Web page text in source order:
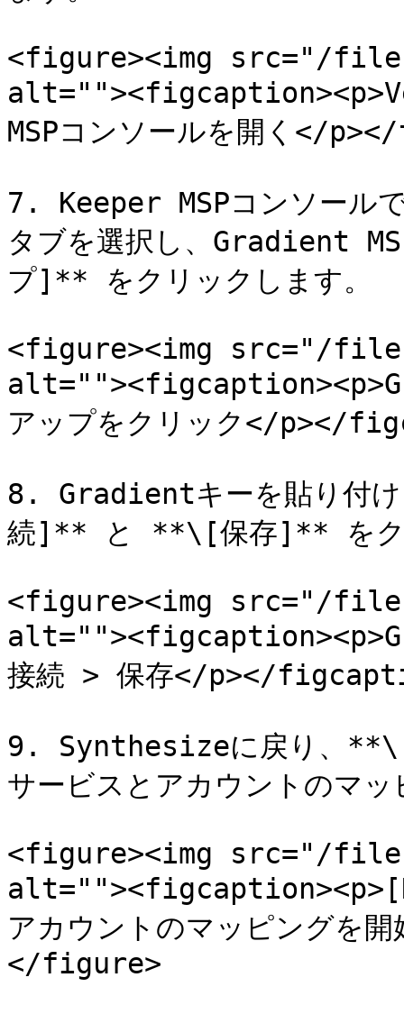
<figure><img src="/files/
MSPコンソールを開く</
7. Keeper MSPコンソー
タブを選択し、Gradient
プ]** をクリックします。
<figure><img src="/files/
アップをクリック</p></
8. Gradientキーを貼り付
続]** と **\[保存]** をク
<figure><img src="/files/
接続 > 保存</p></
9. Synthesizeに戻り、
サービスとアカウントのマ
<figure><img src="/files/
アカウントのマッピング
</figure>